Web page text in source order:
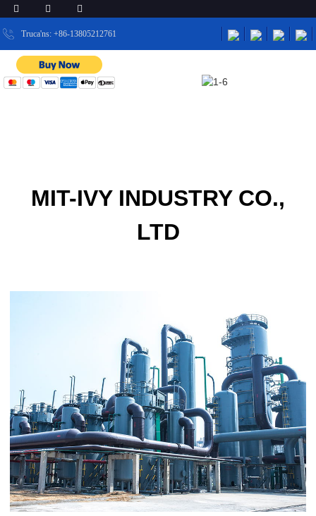
Truca'ns: +86-13805212761
MIT-IVY INDUSTRY CO.,
LTD